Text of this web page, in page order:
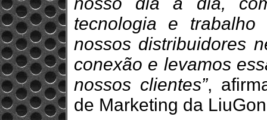
tecnologia e trabalho
nossos distribuidores
conexão e levamos
nossos clientes”,
de Marketing da